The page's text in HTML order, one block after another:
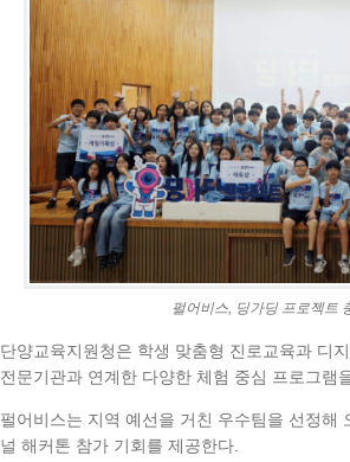
펄어비스, 딩가딩 프로젝트
단양교육지원청은 학생 맞춤형 진로교육과 디
전문기관과 연계한 다양한 체험 중심 프로그램
펄어비스는 지역 예선을 거친 우수팀을 선정해
널 해커톤 참가 기회를 제공한다.